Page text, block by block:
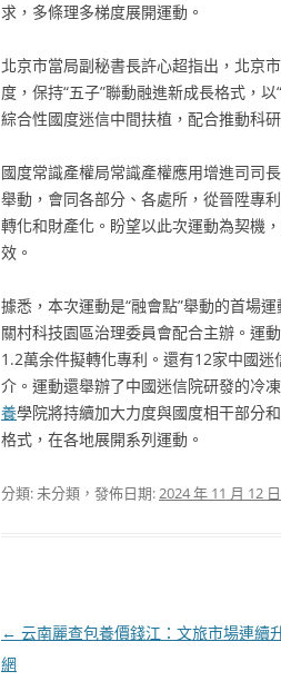
求，多條理多梯度展開運動。
北京市當局副秘書長許心超指出，北京
度，保持“五子”聯動融進新成長格式，
綜合性國度迷信中間扶植，配合推動科
國度常識產權局常識產權應用增進司司
舉動，會同各部分、各處所，從晉陞專
轉化和財產化。盼望以此次運動為契機
效。
據悉，本次運動是“融會點”舉動的首場
關村科技園區治理委員會配合主辦。運
1.2萬余件擬轉化專利。還有12家中國
介。運動還舉辦了中國迷信院研發的冷
養學院將持續加大力度與國度相干部分
格式，在各地展開系列運動。
分類: 未分類，發佈日期:2024 年 11 月 12 日
文
章
← 云南麗查包養價錢江：文旅市場連續
網